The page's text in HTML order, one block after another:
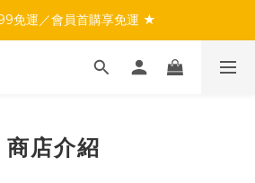
中！入會即領購物金 $100 ★
免運／會員首購享免運 ★
中！入會即領購物金 $100 ★
商店介紹